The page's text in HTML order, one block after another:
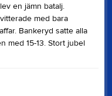
en jämn batalj.
med bara
Bankeryd satte alla
med 15-13. Stort jubel